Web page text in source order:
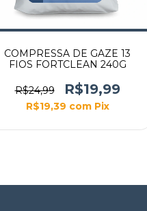
COMPRESSA DE GAZE 13
FIOS FORTCLEAN 240G
R$24,99 R$19,99
R$19,39 com Pix